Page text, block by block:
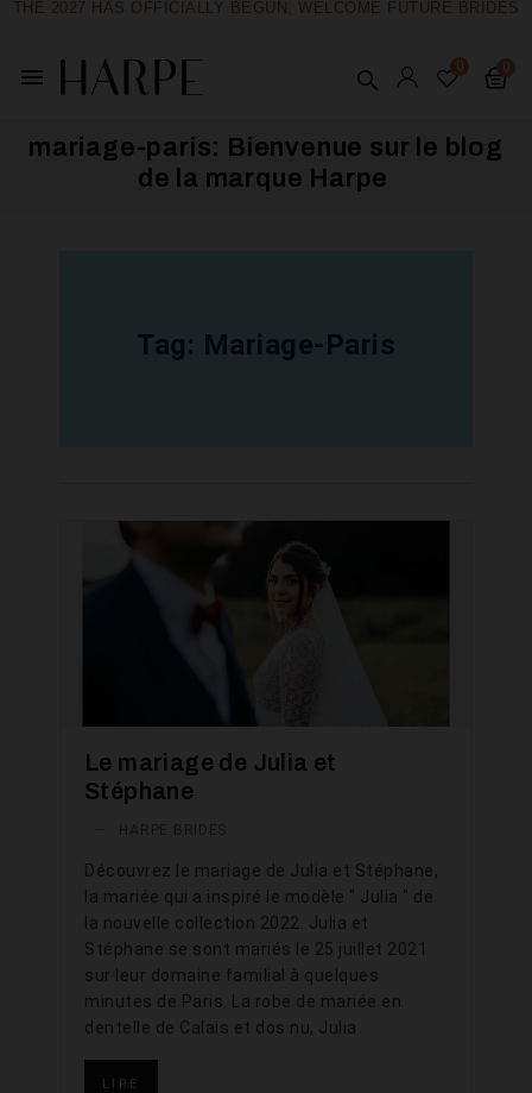
THE 2027 HAS OFFICIALLY BEGUN, WELCOME FUTURE BRIDES
menu
mariage-paris: Bienvenue sur le blog
de la marque Harpe ​
Tag: Mariage-Paris
Le mariage de Julia et
Stéphane
Découvrez le mariage de Julia et Stéphane,
la mariée qui a inspiré le modèle " Julia " de
la nouvelle collection 2022. Julia et
Stéphane se sont mariés le 25 juillet 2021
sur leur domaine familial à quelques
minutes de Paris. La robe de mariée en
dentelle de Calais et dos nu, Julia
LIRE